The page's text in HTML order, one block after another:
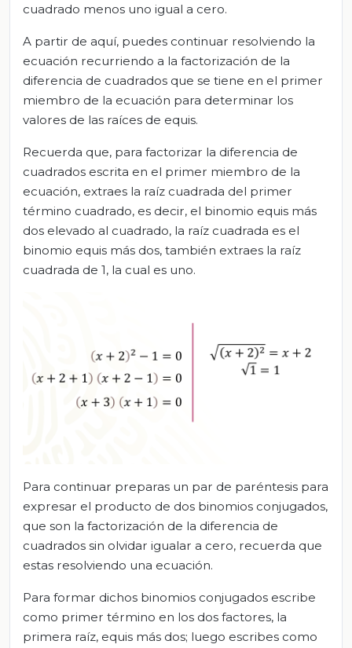
cuadrado menos uno igual a cero.
A partir de aquí, puedes continuar resolviendo la
ecuación recurriendo a la factorización de la
diferencia de cuadrados que se tiene en el primer
miembro de la ecuación para determinar los
valores de las raíces de equis.
Recuerda que, para factorizar la diferencia de
cuadrados escrita en el primer miembro de la
ecuación, extraes la raíz cuadrada del primer
término cuadrado, es decir, el binomio equis más
dos elevado al cuadrado, la raíz cuadrada es el
binomio equis más dos, también extraes la raíz
cuadrada de 1, la cual es uno.
Para continuar preparas un par de paréntesis para
expresar el producto de dos binomios conjugados,
que son la factorización de la diferencia de
cuadrados sin olvidar igualar a cero, recuerda que
estas resolviendo una ecuación.
Para formar dichos binomios conjugados escribe
como primer término en los dos factores, la
primera raíz, equis más dos; luego escribes como